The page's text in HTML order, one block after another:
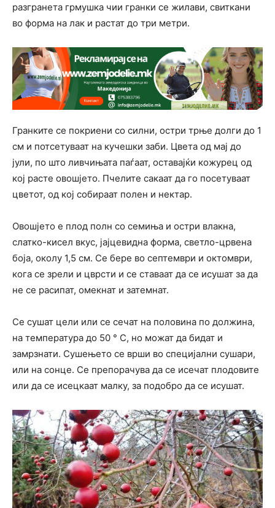
разгранета грмушка чии гранки се жилави, свиткани
во форма на лак и растат до три метри.
Гранките се покриени со силни, остри трње долги до 1
см и потсетуваат на кучешки заби. Цвета од мај до
јули, по што ливчињата паѓаат, оставајќи кожурец од
кој расте овошјето. Пчелите сакаат да го посетуваат
цветот, од кој собираат полен и нектар.
Овошјето е плод полн со семиња и остри влакна,
слатко-кисел вкус, јајцевидна форма, светло-црвена
боја, околу 1,5 см. Се бере во септември и октомври,
кога се зрели и цврсти и се ставаат да се исушат за да
не се расипат, омекнат и затемнат.
Се сушат цели или се сечат на половина по должина,
на температура до 50 ° C, но можат да бидат и
замрзнати. Сушењето се врши во специјални сушари,
или на сонце. Се препорачува да се исечат плодовите
или да се исецкаат малку, за подобро да се исушат.